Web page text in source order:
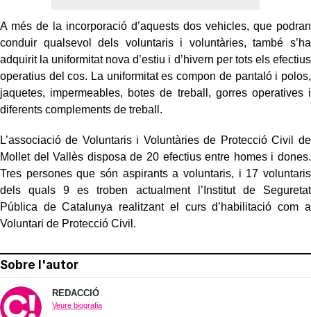
A més de la incorporació d’aquests dos vehicles, que podran
conduir qualsevol dels voluntaris i voluntàries, també s’ha
adquirit la uniformitat nova d’estiu i d’hivern per tots els efectius
operatius del cos. La uniformitat es compon de pantaló i polos,
jaquetes, impermeables, botes de treball, gorres operatives i
diferents complements de treball.
L’associació de Voluntaris i Voluntàries de Protecció Civil de
Mollet del Vallès disposa de 20 efectius entre homes i dones.
Tres persones que són aspirants a voluntaris, i 17 voluntaris
dels quals 9 es troben actualment l’Institut de Seguretat
Pública de Catalunya realitzant el curs d’habilitació com a
Voluntari de Protecció Civil.
Sobre l'autor
REDACCIÓ
Veure biografia